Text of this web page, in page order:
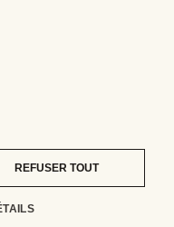
REFUSER TOUT